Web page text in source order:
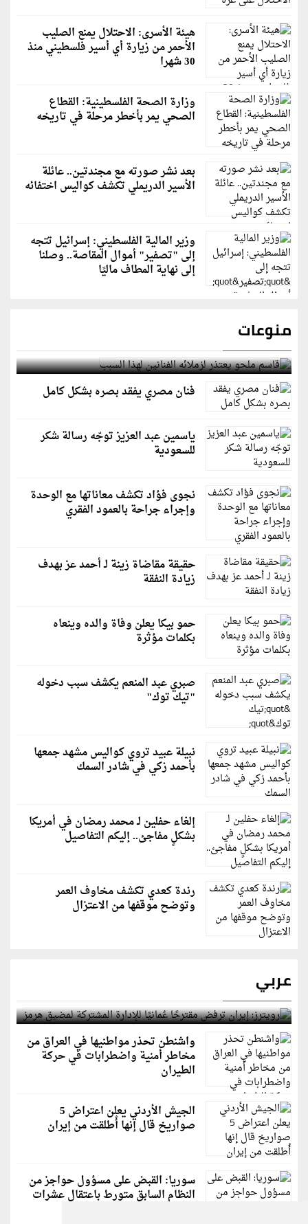
هيئة الأسرى: الاحتلال يمنع الصليب
الأحمر من زيارة أي أسير فلسطيني منذ
30 شهرا
وزارة الصحة الفلسطينية: القطاع
الصحي يمر بأخطر مرحلة في تاريخه
بعد نشر صورته مع مجندتين.. عائلة
الأسير الدريملي تكشف كواليس اختفائه
وزير المالية الفلسطيني: إسرائيل تتجه
إلى "تصفير" أموال المقاصة.. وصلنا
إلى نهاية المطاف ماليًا
منوعات
قاسم ملحو يعتذر لزملائه الفنانين لهذا السبب
فنان مصري يفقد بصره بشكل كامل
ياسمين عبد العزيز توجّه رسالة شكر
للسعودية
نجوى فؤاد تكشف معاناتها مع الوحدة
وإجراء جراحة بالعمود الفقري
حقيقة مقاضاة زينة لـ أحمد عز بهدف
زيادة النفقة
حمو بيكا يعلن وفاة والده وينعاه
بكلمات مؤثرة
صبري عبد المنعم يكشف سبب دخوله
"تيك توك"
نبيلة عبيد تروي كواليس مشهد جمعها
بأحمد زكي في شادر السمك
إلغاء حفلين لـ محمد رمضان في أمريكا
بشكلٍ مفاجئ.. إليكم التفاصيل
رندة كعدي تكشف مخاوف العمر
وتوضح موقفها من الاعتزال
عربي
رويترز: إيران ترفض مقترحًا عُمانيًا للإدارة المشتركة
لمضيق هرمز
واشنطن تحذر مواطنيها في العراق من
مخاطر أمنية واضطرابات في حركة
الطيران
الجيش الأردني يعلن اعتراض 5
صواريخ قال إنها أُطلقت من إيران
سوريا: القبض على مسؤول حواجز من
النظام السابق متورط باعتقال عشرات